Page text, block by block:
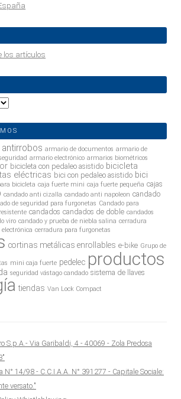
los artículos
antirrobos armario de documentos armario de
armario electrónico armarios biométricos
bicicleta con pedaleo asistido bicicleta
eléctricas bici con pedaleo asistido bici
bicicleta caja fuerte mini caja fuerte pequeña cajas
candado anti cizalla candado anti napoleon candado
de seguridad para furgonetas Candado para
candados candados de doble candados
viro candado y prueba de niebla salina cerradura
cerradura para furgonetas
cortinas metálicas enrollables e-bike Grupo de
mini caja fuerte pedelec productos
seguridad vástago candado sistema de llaves
tiendas Van Lock Compact
S.p.A.- Via Garibaldi, 4 - 40069 - Zola Predosa
N° 14/98 - C.C.I.A.A. N° 391277 - Capitale Sociale:
versato."